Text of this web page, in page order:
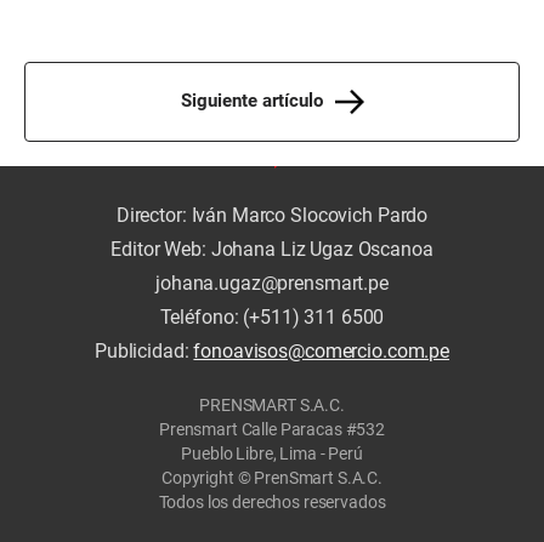
Siguiente artículo
Director: Iván Marco Slocovich Pardo
Editor Web: Johana Liz Ugaz Oscanoa
johana.ugaz@prensmart.pe
Teléfono: (+511) 311 6500
Publicidad:fonoavisos@comercio.com.pe
PRENSMART S.A.C.
Prensmart Calle Paracas #532
Pueblo Libre, Lima - Perú
Copyright © PrenSmart S.A.C.
Todos los derechos reservados